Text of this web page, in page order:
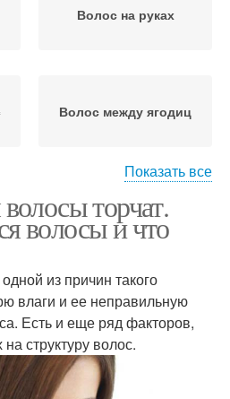
Волос на руках
Волос между ягодиц
Показать все
торчат.
волосы и что
из причин такого
влаги и ее неправильную
Есть и еще ряд факторов,
структуру волос.